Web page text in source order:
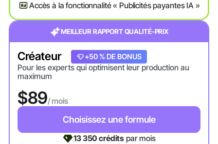
Accès à la fonctionnalité « Publicités payantes IA »
MEILLEUR RAPPORT QUALITÉ-PRIX
Créateur
Pour les experts qui optimisent leur production au
maximum
$89/ mois
Choisissez une formule
+20 % DE BONUS
+50 % DE BONUS
13 350 crédits par mois